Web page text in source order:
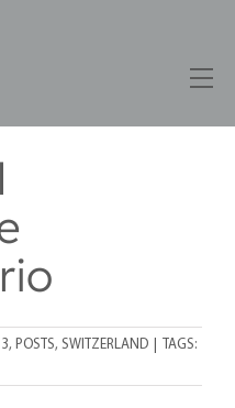
, POSTS, SWITZERLAND
TAGS: